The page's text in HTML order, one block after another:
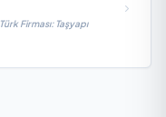
Firması: Taşyapı